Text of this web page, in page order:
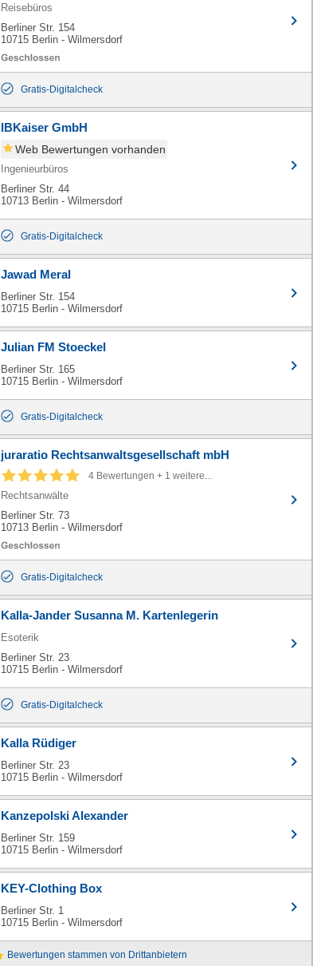
Reisebüros
Berliner Str. 154
10715 Berlin - Wilmersdorf
Gratis-Digitalcheck
IBKaiser GmbH
Web Bewertungen vorhanden
Ingenieurbüros
Berliner Str. 44
10713 Berlin - Wilmersdorf
Gratis-Digitalcheck
Jawad Meral
Berliner Str. 154
10715 Berlin - Wilmersdorf
Julian FM Stoeckel
Berliner Str. 165
10715 Berlin - Wilmersdorf
Gratis-Digitalcheck
juraratio Rechtsanwaltsgesellschaft mbH
4 Bewertungen + 1 weitere...
Rechtsanwälte
Berliner Str. 73
10713 Berlin - Wilmersdorf
Gratis-Digitalcheck
Kalla-Jander Susanna M. Kartenlegerin
Esoterik
Berliner Str. 23
10715 Berlin - Wilmersdorf
Gratis-Digitalcheck
Kalla Rüdiger
Berliner Str. 23
10715 Berlin - Wilmersdorf
Kanzepolski Alexander
Berliner Str. 159
10715 Berlin - Wilmersdorf
KEY-Clothing Box
Berliner Str. 1
10715 Berlin - Wilmersdorf
Bewertungen stammen von Drittanbietern